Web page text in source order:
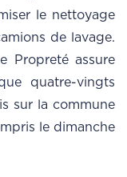
le nettoyage
de lavage.
Propreté assure
quatre-vingts
sur la commune
le dimanche